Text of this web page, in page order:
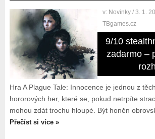
v: Novinky / 3. 1.
TBgames.cz
9/10
zadarmo –
Hra A Plague Tale: Innocence je jednou z
hororových her, které se, pokud netrpíte
mohou zdát trochu hloupé. Být honěn
Přečíst si více »